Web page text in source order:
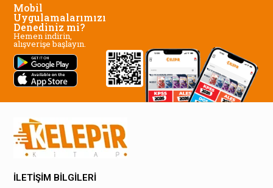
Mobil
Uygulamalarımızı
Denediniz mi?
Hemen indirin,
alışverişe başlayın.
İLETİŞİM BİLGİLERİ